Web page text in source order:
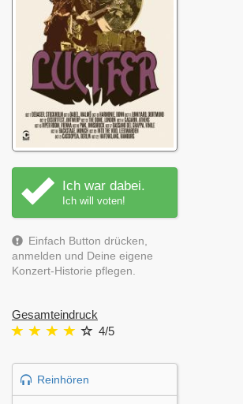
Ich war dabei.
Ich will voten!
Einfach Button drücken,
anmelden und Deine eigene
Konzert-Historie pflegen.
Gesamteindruck
4/5
Reinhören